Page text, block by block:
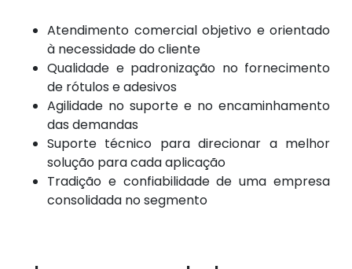
Atendimento comercial objetivo e orientado
à necessidade do cliente
Qualidade e padronização no fornecimento
de rótulos e adesivos
Agilidade no suporte e no encaminhamento
das demandas
Suporte técnico para direcionar a melhor
solução para cada aplicação
Tradição e confiabilidade de uma empresa
consolidada no segmento